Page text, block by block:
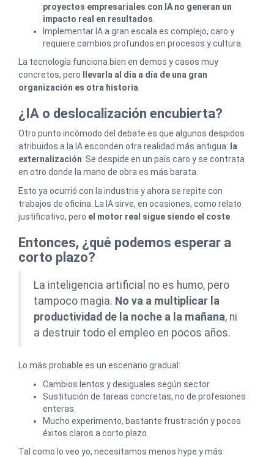
proyectos empresariales con IA no generan un
impacto real en resultados
Implementar IA a gran escala es complejo, caro y
requiere cambios profundos en procesos y cultura.
La tecnología funciona bien en demos y casos muy
concretos, pero
llevarla al día a día de una gran
organización es otra historia
¿IA o deslocalización encubierta?
Otro punto incómodo del debate es que algunos despidos
atribuidos a la IA esconden otra realidad más antigua: la
externalización . Se despide en un país caro y se contrata
en otro donde la mano de obra es más barata.
Esto ya ocurrió con la industria y ahora se repite con
trabajos de oficina. La IA sirve, en ocasiones, como relato
justificativo, pero el motor real sigue siendo el coste
Entonces, ¿qué podemos esperar a
corto plazo?
La inteligencia artificial no es humo, pero
tampoco magia. No va a multiplicar la
productividad de la noche a la mañana, ni
a destruir todo el empleo en pocos años.
Lo más probable es un escenario gradual:
Cambios lentos y desiguales según sector.
Sustitución de tareas concretas, no de profesiones
enteras.
Mucho experimento, bastante frustración y pocos
éxitos claros a corto plazo.
Tal como lo veo yo, necesitamos menos hype y más